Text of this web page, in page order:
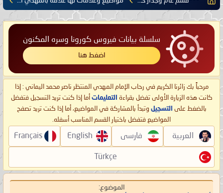
سلسلة بيانات فيروس كورونا وسره المكنون
اضغط هنا
مرحباً بك زائرنا الكريم في رحاب الإمام المهدي المنتظر ناصر محمد اليماني : إذا
كانت هذه الزيارة الأولى تفضل بقراءة التعليمات أما إذا كنت تريد التسجيل فتفضل
بالضغط على التسجيل وتبدأ بالمشاركة في المواضيع، أما إذا كنت تريد تصفح
المواضيع فتفضل باختيار القسم المناسب أسفله.
العربية فارسی English
Français
Türkçe
الموضوع: